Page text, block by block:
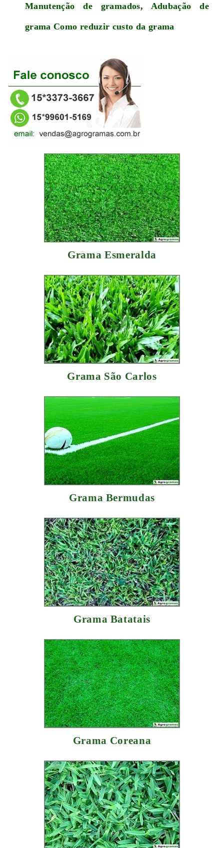
Manutenção de gramados, Adubação de
grama Como reduzir custo da grama
Grama Esmeralda
Grama São Carlos
Grama Bermudas
Grama Batatais
Grama Coreana